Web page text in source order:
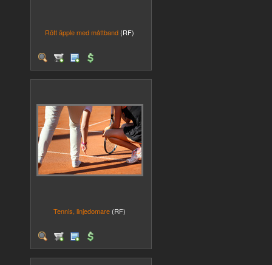
Rött äpple med måttband (RF)
Tennis, linjedomare (RF)